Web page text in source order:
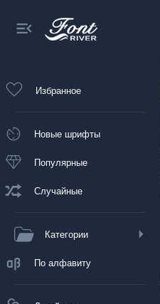
Избранное
Новые шрифты
Популярные
Случайные
Категории
По алфавиту